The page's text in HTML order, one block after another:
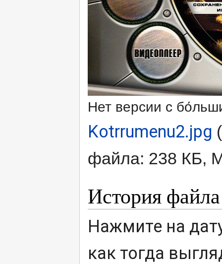
Нет версии с
Kotrrumenu2.jpg
файла: 238 КБ,
История файла
Нажмите на
как тогда